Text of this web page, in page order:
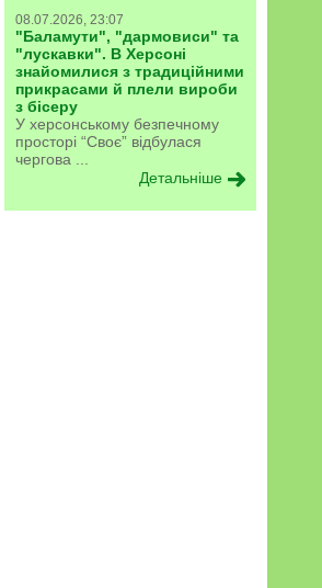
08.07.2026, 23:07
"Баламути", "дармовиси" та
"лускавки". В Херсоні
знайомилися з традиційними
прикрасами й плели вироби
з бісеру
У херсонському безпечному
просторі “Своє” відбулася
чергова ...
Детальніше